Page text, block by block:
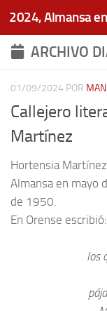
Saltar al contenido
2024, Almansa
ARCHIVO
01/09/2024 POR
Callejero
Martínez
Hortensia
Almansa en mayo
de 1950.
En Orense escribió:
los